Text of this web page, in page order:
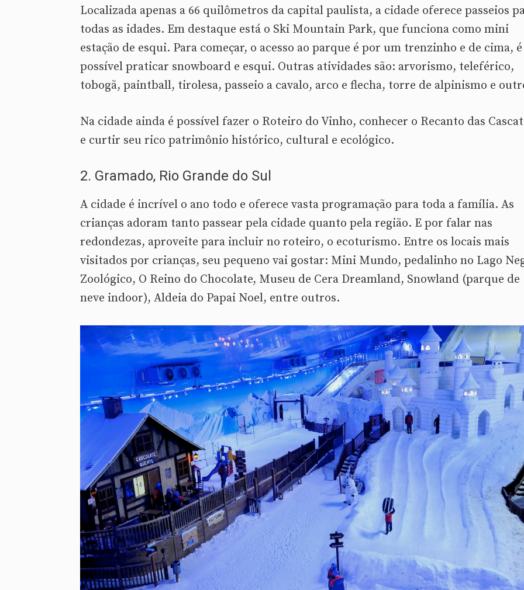
Localizada apenas a 66 quilômetros da capital paulista, a cidade oferece passeios
todas as idades. Em destaque está o Ski Mountain Park, que funciona como mini
estação de esqui. Para começar, o acesso ao parque é por um trenzinho e de cima, é
possível praticar snowboard e esqui. Outras atividades são: arvorismo, teleférico,
tobogã, paintball, tirolesa, passeio a cavalo, arco e flecha, torre de alpinismo e
Na cidade ainda é possível fazer o Roteiro do Vinho, conhecer o Recanto das
e curtir seu rico patrimônio histórico, cultural e ecológico.
2. Gramado, Rio Grande do Sul
A cidade é incrível o ano todo e oferece vasta programação para toda a família. As
crianças adoram tanto passear pela cidade quanto pela região. E por falar nas
redondezas, aproveite para incluir no roteiro, o ecoturismo. Entre os locais mais
visitados por crianças, seu pequeno vai gostar: Mini Mundo, pedalinho no Lago
Zoológico, O Reino do Chocolate, Museu de Cera Dreamland, Snowland (parque de
neve indoor), Aldeia do Papai Noel, entre outros.